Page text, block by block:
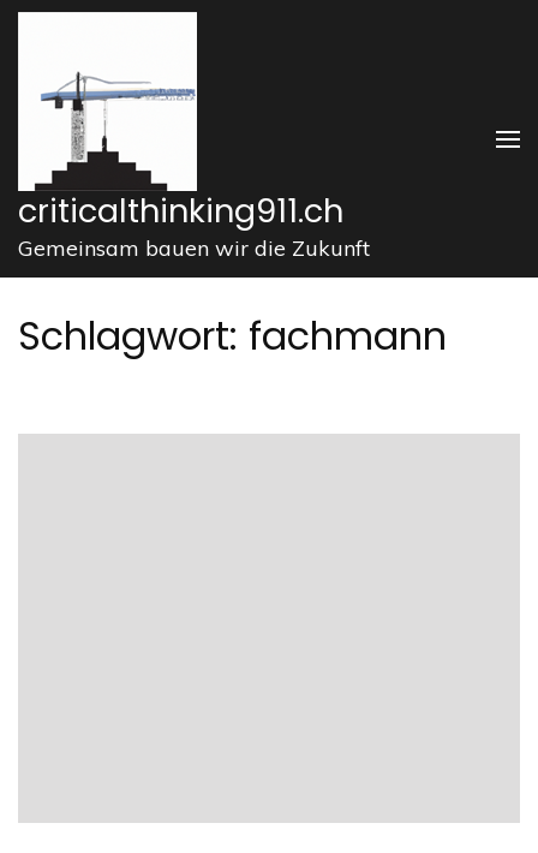
Zum
springen
drücken)
criticalthinking911.ch
Gemeinsam bauen wir die Zukunft
Schlagwort: fachmann